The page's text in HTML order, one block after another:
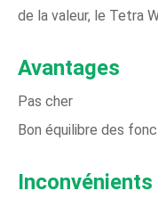
de la valeur, le Tetra
Avantages
Pas cher
Bon équilibre des
Inconvénients